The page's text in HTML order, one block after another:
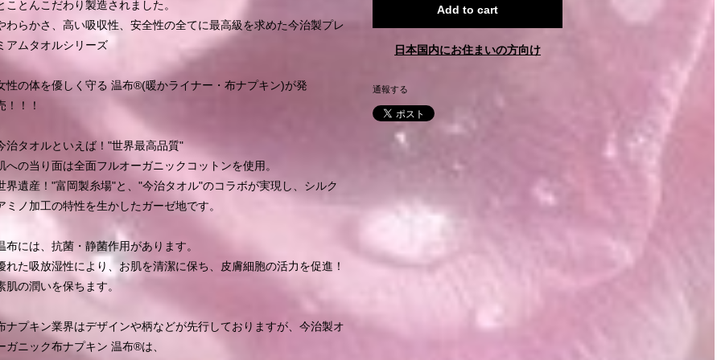
ことんこだわり製造されました。
わらかさ、高い吸収性、安全性の全てに最高級を求めた今治製プレ
アムタオルシリーズ
性の体を優しく守る 温布®︎(暖かライナー・布ナプキン)が発
！！！
治タオルといえば！"世界最高品質"
への当り面は全面フルオーガニックコットンを使用。
界遺産！"富岡製糸場"と、"今治タオル"のコラボが実現し、シルク
ミノ加工の特性を生かしたガーゼ地です。
布には、抗菌・静菌作用があります。
れた吸放湿性により、お肌を清潔に保ち、皮膚細胞の活力を促進！
肌の潤いを保ちます。
ナプキン業界はデザインや柄などが先行しておりますが、今治製オ
ガニック布ナプキン 温布®︎は、
Add to cart
日本国内にお住まいの方向け
通報する